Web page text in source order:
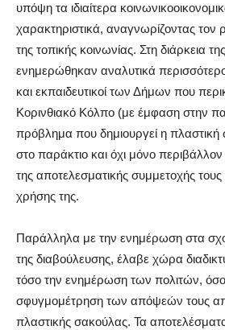
υπόψη τα ιδιαίτερα
χαρακτηριστικά, αναγνωρίζοντας τον
της τοπικής κοινωνίας. Στη διάρκεια
ενημερώθηκαν αναλυτικά
και εκπαιδευτικοί των Δήμων που
Κορινθιακό Κόλπο (με έμφαση στην
πρόβλημα που δημιουργεί η
στο παράκτιο και όχι μόνο
της αποτελεσματικής συμμετοχής
χρήσης της.
Παράλληλα με την ενημέρωση στα
της διαβούλευσης, έλαβε χώρα
τόσο την ενημέρωση των πολιτών, όσο
σφυγμομέτρηση των απόψεών τους
πλαστικής σακούλας. Τα